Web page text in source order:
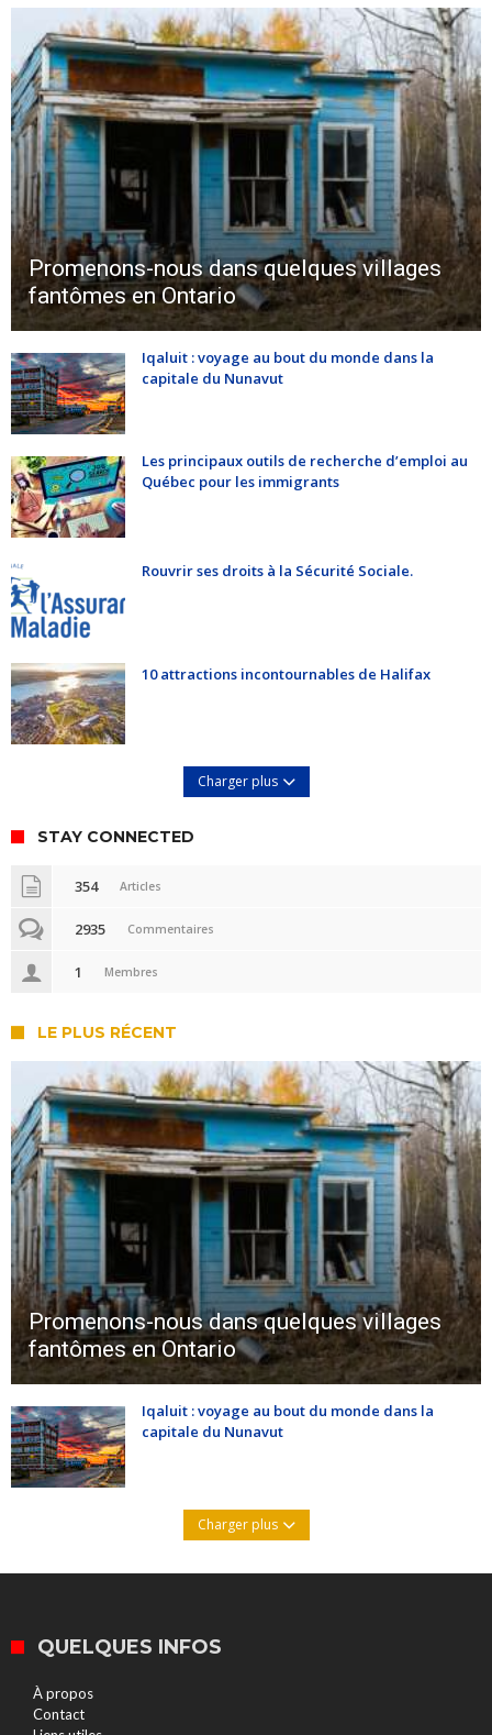
Promenons-nous dans quelques villages
fantômes en Ontario
Iqaluit : voyage au bout du monde dans la
capitale du Nunavut
Les principaux outils de recherche d’emploi au
Québec pour les immigrants
Rouvrir ses droits à la Sécurité Sociale.
10 attractions incontournables de Halifax
Charger plus
STAY CONNECTED
354 Articles
2935 Commentaires
1 Membres
LE PLUS RÉCENT
Promenons-nous dans quelques villages
fantômes en Ontario
Iqaluit : voyage au bout du monde dans la
capitale du Nunavut
Charger plus
QUELQUES INFOS
À propos
Contact